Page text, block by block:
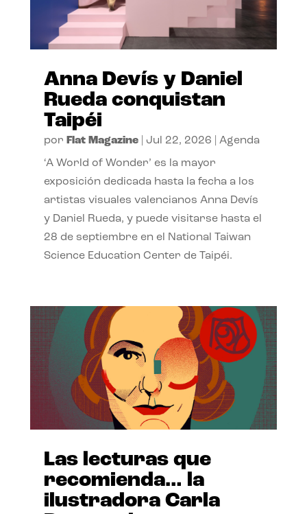
Anna Devís y Daniel
Rueda conquistan
Taipéi
por Flat Magazine| Jul 22, 2026 Agenda
‘A World of Wonder’ es la mayor
exposición dedicada hasta la fecha a los
artistas visuales valencianos Anna Devís
y Daniel Rueda, y puede visitarse hasta el
28 de septiembre en el National Taiwan
Science Education Center de Taipéi.
Las lecturas que
recomienda… la
ilustradora Carla